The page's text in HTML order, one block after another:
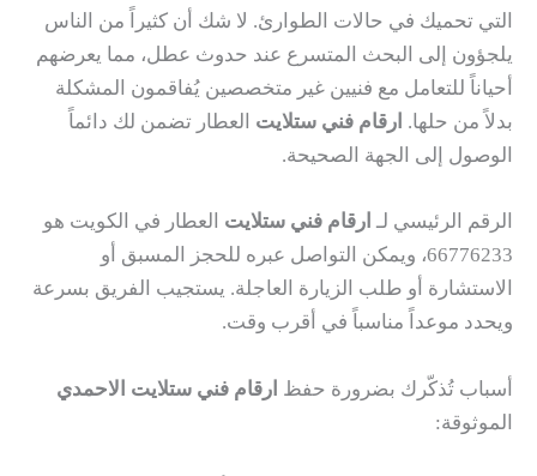
التي تحميك في حالات الطوارئ. لا شك أن كثيراً من الناس
يلجؤون إلى البحث المتسرع عند حدوث عطل، مما يعرضهم
أحياناً للتعامل مع فنيين غير متخصصين يُفاقمون المشكلة
بدلاً من حلها. ارقام فني ستلايت العطار تضمن لك دائماً
الوصول إلى الجهة الصحيحة.
الرقم الرئيسي لـ ارقام فني ستلايت العطار في الكويت هو
66776233، ويمكن التواصل عبره للحجز المسبق أو
الاستشارة أو طلب الزيارة العاجلة. يستجيب الفريق بسرعة
ويحدد موعداً مناسباً في أقرب وقت.
أسباب تُذكّرك بضرورة حفظ ارقام فني ستلايت الاحمدي
الموثوقة: